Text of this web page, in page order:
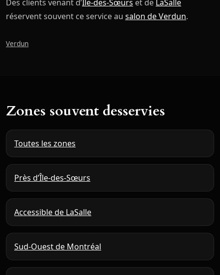
Des clients venant d’Île-des-Sœurs et de LaSalle
réservent souvent ce service au salon de Verdun.
Verdun
Zones souvent desservies
Toutes les zones
Près d’Île-des-Sœurs
Accessible de LaSalle
Sud-Ouest de Montréal